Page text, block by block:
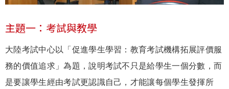
主題一：考試與教學
大陸考試中心以「促進學生學習：教育考試機構拓展評價服
務的價值追求」為題，說明考試不只是給學生一個分數，而
是要讓學生經由考試更認識自己，才能讓每個學生發揮所